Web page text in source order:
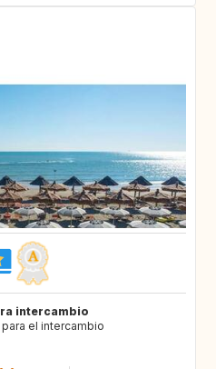
intercambio
el intercambio